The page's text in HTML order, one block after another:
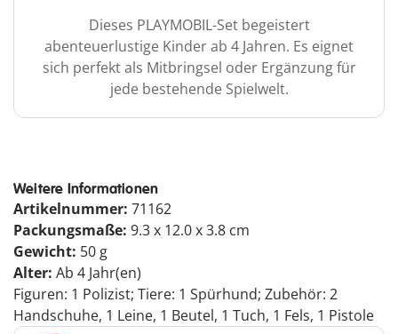
Dieses PLAYMOBIL-Set begeistert
abenteuerlustige Kinder ab 4 Jahren. Es eignet
sich perfekt als Mitbringsel oder Ergänzung für
jede bestehende Spielwelt.
Weitere Informationen
Artikelnummer: 71162
Packungsmaße: 9.3 x 12.0 x 3.8 cm
Gewicht: 50 g
Alter: Ab 4 Jahr(en)
Figuren: 1 Polizist; Tiere: 1 Spürhund; Zubehör: 2
Handschuhe, 1 Leine, 1 Beutel, 1 Tuch, 1 Fels, 1 Pistole